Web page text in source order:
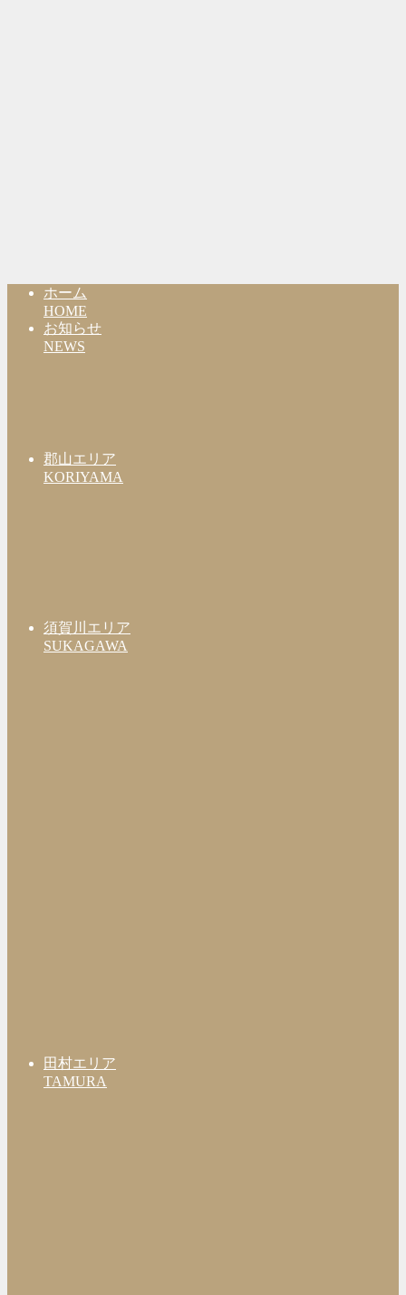
ホーム
HOME
お知らせ
NEWS
郡山エリア
KORIYAMA
須賀川エリア
SUKAGAWA
田村エリア
TAMURA